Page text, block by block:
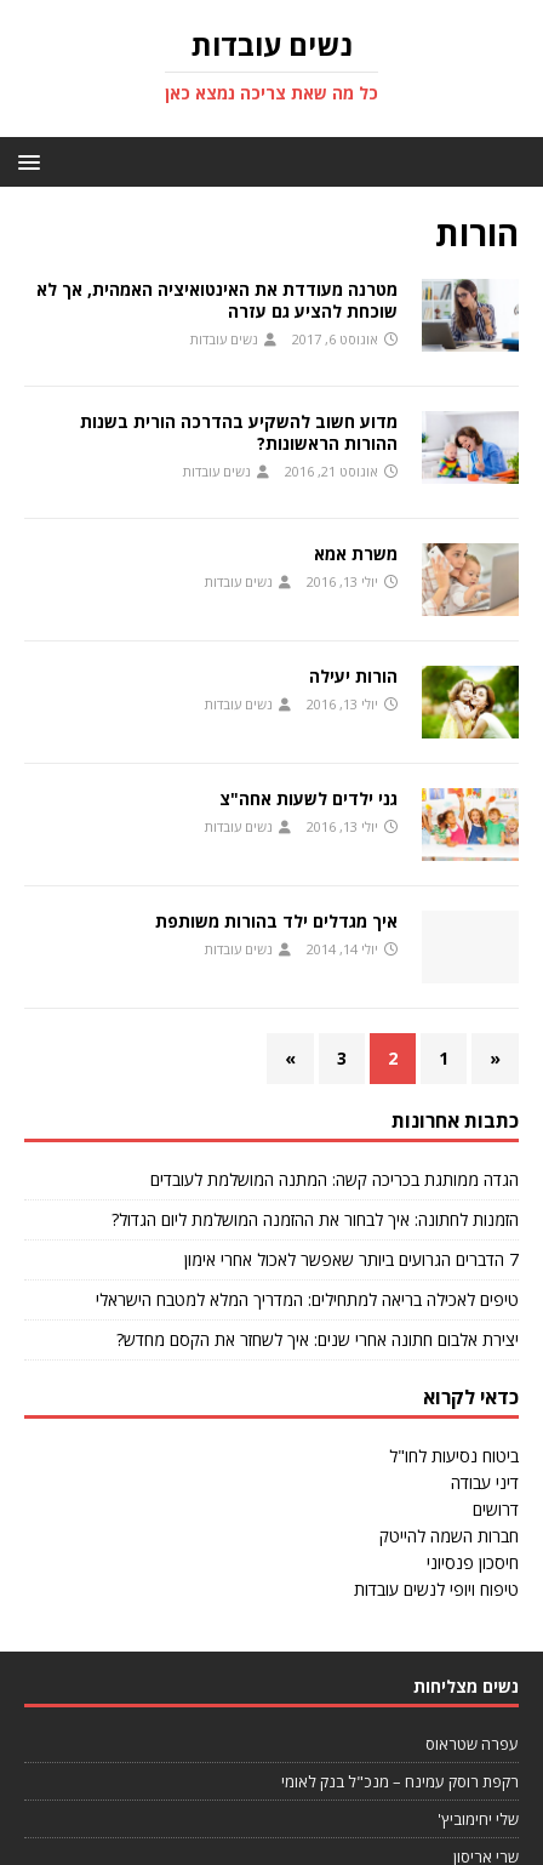
נשים עובדות
כל מה שאת צריכה נמצא כאן
הורות
מטרנה מעודדת את האינטואיציה האמהית, אך לא
שוכחת להציע גם עזרה
אוגוסט 6, 2017 נשים עובדות
מדוע חשוב להשקיע בהדרכה הורית בשנות
ההורות הראשונות?
אוגוסט 21, 2016 נשים עובדות
משרת אמא
יולי 13, 2016 נשים עובדות
הורות יעילה
יולי 13, 2016 נשים עובדות
גני ילדים לשעות אחה"צ
יולי 13, 2016 נשים עובדות
איך מגדלים ילד בהורות משותפת
יולי 14, 2014 נשים עובדות
«
1
2
3
»
כתבות אחרונות
הגדה ממותגת בכריכה קשה: המתנה המושלמת לעובדים
הזמנות לחתונה: איך לבחור את ההזמנה המושלמת ליום הגדול?
7 הדברים הגרועים ביותר שאפשר לאכול אחרי אימון
טיפים לאכילה בריאה למתחילים: המדריך המלא למטבח הישראלי
יצירת אלבום חתונה אחרי שנים: איך לשחזר את הקסם מחדש?
כדאי לקרוא
ביטוח נסיעות לחו"ל
דיני עבודה
דרושים
חברות השמה להייטק
חיסכון פנסיוני
טיפוח ויופי לנשים עובדות
נשים מצליחות
עפרה שטראוס
רקפת רוסק עמינח – מנכ"ל בנק לאומי
שלי יחימוביץ'
שרי אריסון